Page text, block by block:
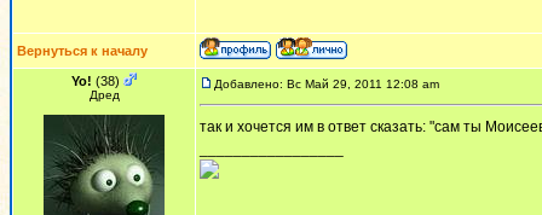
Вернуться к началу
Yo! (38)
Дред
Добавлено: Вс Май 29, 2011 12:08 am
так и хочется им в ответ сказать: "сам ты